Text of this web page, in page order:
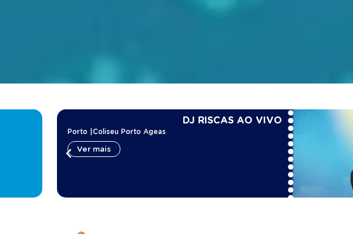
DJ RISCAS AO VIVO
Porto |Coliseu Porto Ageas
Ver mais